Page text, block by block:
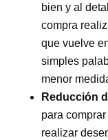
bien y al
compra
que vuelve
simples
menor
Reducción
para
realizar